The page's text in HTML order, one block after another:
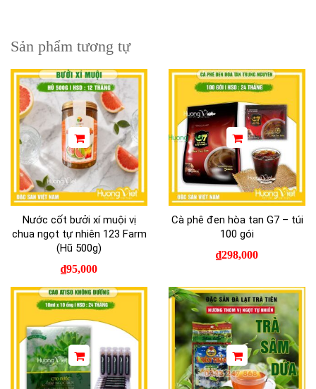
Sản phẩm tương tự
Nước cốt bưởi xí muội vị
chua ngọt tự nhiên 123 Farm
(Hũ 500g)
₫95,000
Cà phê đen hòa tan G7 – túi
100 gói
₫298,000